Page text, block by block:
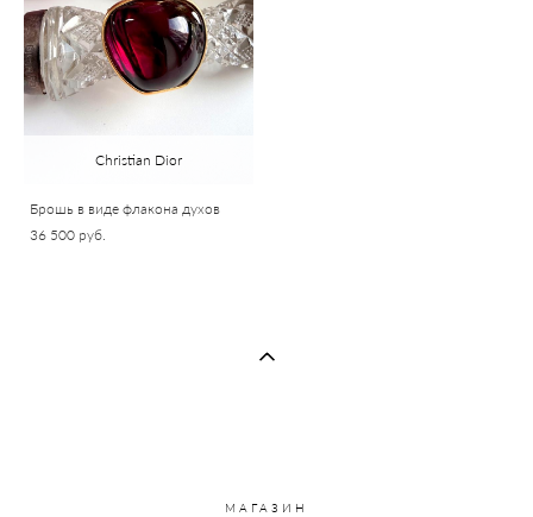
Christian Dior
Брошь в виде флакона духов
36 500 pуб.
МАГАЗИН